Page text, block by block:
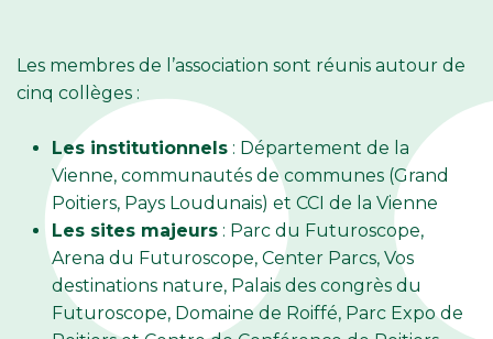
Les membres de l’association sont réunis autour de
cinq collèges :
Les institutionnels : Département de la
Vienne, communautés de communes (Grand
Poitiers, Pays Loudunais) et CCI de la Vienne
Les sites majeurs : Parc du Futuroscope,
Arena du Futuroscope, Center Parcs, Vos
destinations nature, Palais des congrès du
Futuroscope, Domaine de Roiffé, Parc Expo de